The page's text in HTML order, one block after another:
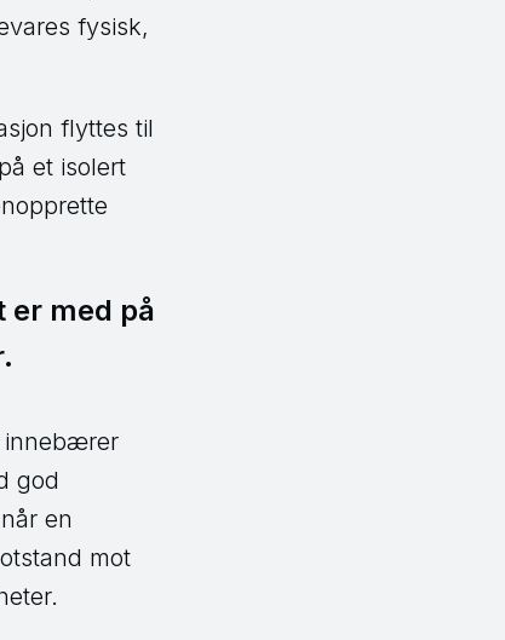
fysisk,
flyttes til
et isolert
er med på
innebærer
god
en
mot